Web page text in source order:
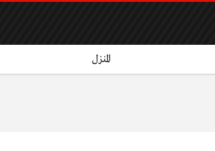
المنزل